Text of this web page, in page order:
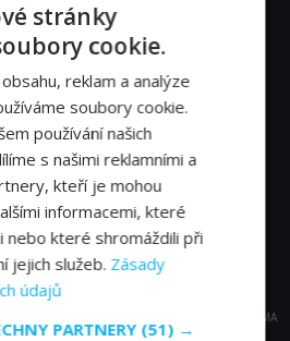
REKLAMA
stránky
cookie.
reklam a analýze
soubory cookie.
používání našich
s našimi reklamními a
kteří je mohou
informacemi, které
nebo které shromáždili při
jejich služeb. Zásady
údajů
PARTNERY (51) →